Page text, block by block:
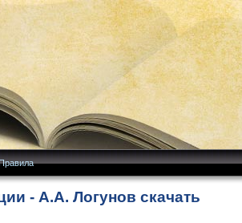
- А.А. Логунов скачать